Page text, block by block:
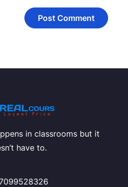
in classrooms but it
have to.